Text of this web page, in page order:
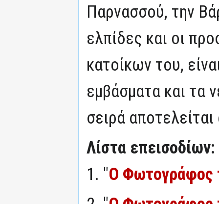
Παρνασσού, την
ελπίδες και οι
κατοίκων του,
εμβάσματα και τα
σειρά
Λίστα επεισοδίων:
1. "Ο Φωτογράφος